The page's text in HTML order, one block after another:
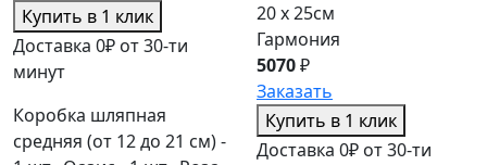
Купить в 1 клик
Доставка 0₽ от 30-ти
минут
Коробка шляпная
средняя (от 12 до 21 см) -
20 x 25см
Гармония
5070₽
Заказать
Купить в 1 клик
Доставка 0₽ от 30-ти